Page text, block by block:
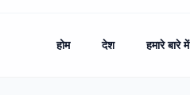
होम देश हमारे बारे में